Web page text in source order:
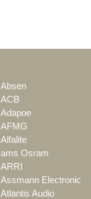
Absen
ACB
Adapoe
AFMG
Alfalite
ams Osram
ARRI
Assmann Electronic
Atlantis Audio